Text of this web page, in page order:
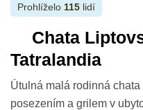
Prohlíželo 115 lidí
Chata
Tatralandia
Útulná malá rodinná
posezením a grilem v